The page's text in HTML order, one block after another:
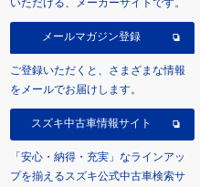
メールマガジン登録
ご登録いただくと、さまざまな情報
をメールでお届けします。
スズキ中古車情報サイト
「安心・納得・充実」なラインアッ
プを揃えるスズキ公式中古車検索サ